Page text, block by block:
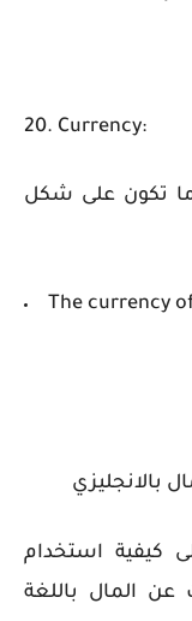
20. Currency:
ما تكون على شكل
The currency
بالانجليزي
كيفية استخدام
عن المال باللغة